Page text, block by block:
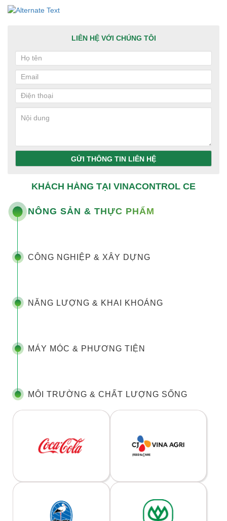
LIÊN HỆ VỚI CHÚNG TÔI
GỬI THÔNG TIN LIÊN HỆ
KHÁCH HÀNG TẠI VINACONTROL CE
NÔNG SẢN & THỰC PHẨM
CÔNG NGHIỆP & XÂY DỰNG
NĂNG LƯỢNG & KHAI KHOÁNG
MÁY MÓC & PHƯƠNG TIỆN
MÔI TRƯỜNG & CHẤT LƯỢNG SỐNG